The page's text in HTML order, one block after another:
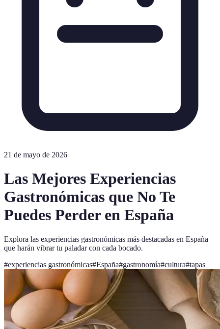
21 de mayo de 2026
Las Mejores Experiencias
Gastronómicas que No Te
Puedes Perder en España
Explora las experiencias gastronómicas más destacadas en España
que harán vibrar tu paladar con cada bocado.
#experiencias gastronómicas#España#gastronomía#cultura#tapas